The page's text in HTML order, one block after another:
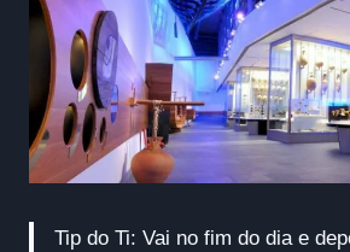
Tip do Ti: Vai no fim do dia e